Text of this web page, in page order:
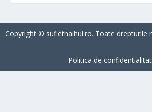
Copyright © suflethaihui.ro. Toate drepturile
Politica de